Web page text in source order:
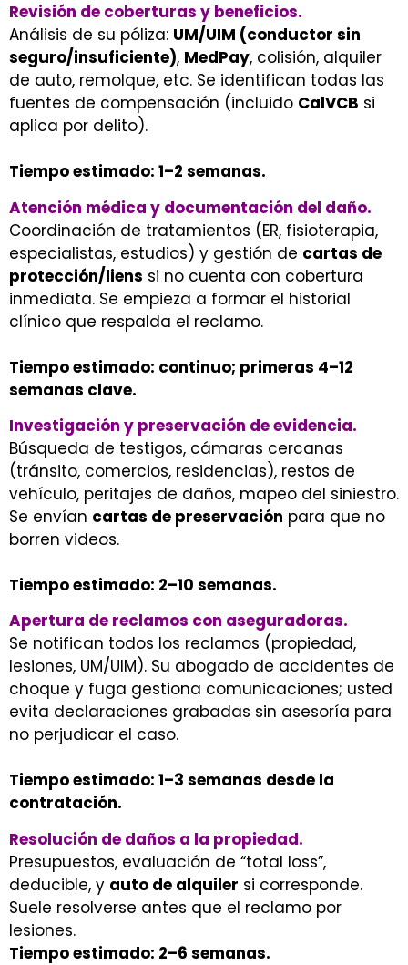
Revisión de coberturas y beneficios.
Análisis de su póliza: UM/UIM (conductor sin
seguro/insuficiente), MedPay, colisión, alquiler
de auto, remolque, etc. Se identifican todas las
fuentes de compensación (incluido CalVCB si
aplica por delito).
Tiempo estimado: 1–2 semanas.
Atención médica y documentación del daño.
Coordinación de tratamientos (ER, fisioterapia,
especialistas, estudios) y gestión de cartas de
protección/liens si no cuenta con cobertura
inmediata. Se empieza a formar el historial
clínico que respalda el reclamo.
Tiempo estimado: continuo; primeras 4–12
semanas clave.
Investigación y preservación de evidencia.
Búsqueda de testigos, cámaras cercanas
(tránsito, comercios, residencias), restos de
vehículo, peritajes de daños, mapeo del siniestro.
Se envían cartas de preservación para que no
borren videos.
Tiempo estimado: 2–10 semanas.
Apertura de reclamos con aseguradoras.
Se notifican todos los reclamos (propiedad,
lesiones, UM/UIM). Su abogado de accidentes de
choque y fuga gestiona comunicaciones; usted
evita declaraciones grabadas sin asesoría para
no perjudicar el caso.
Tiempo estimado: 1–3 semanas desde la
contratación.
Resolución de daños a la propiedad.
Presupuestos, evaluación de “total loss”,
deducible, y auto de alquiler si corresponde.
Suele resolverse antes que el reclamo por
lesiones.
Tiempo estimado: 2–6 semanas.